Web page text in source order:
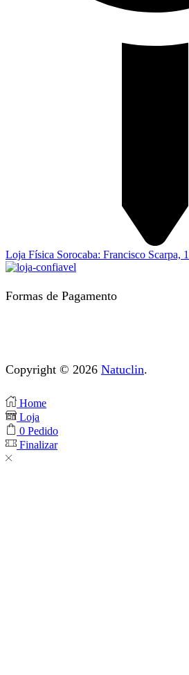
Loja Física Sorocaba: Francisco Scarpa,
Formas de Pagamento
Copyright © 2026 Natuclin.
Home
Loja
0 Pedido
Finalizar